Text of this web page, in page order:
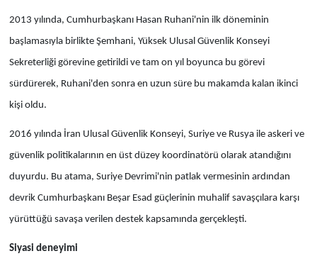
2013 yılında, Cumhurbaşkanı Hasan Ruhani'nin ilk döneminin
başlamasıyla birlikte Şemhani, Yüksek Ulusal Güvenlik Konseyi
Sekreterliği görevine getirildi ve tam on yıl boyunca bu görevi
sürdürerek, Ruhani'den sonra en uzun süre bu makamda kalan ikinci
kişi oldu.
2016 yılında İran Ulusal Güvenlik Konseyi, Suriye ve Rusya ile askeri ve
güvenlik politikalarının en üst düzey koordinatörü olarak atandığını
duyurdu. Bu atama, Suriye Devrimi'nin patlak vermesinin ardından
devrik Cumhurbaşkanı Beşar Esad güçlerinin muhalif savaşçılara karşı
yürüttüğü savaşa verilen destek kapsamında gerçekleşti.
Siyasi deneyimi